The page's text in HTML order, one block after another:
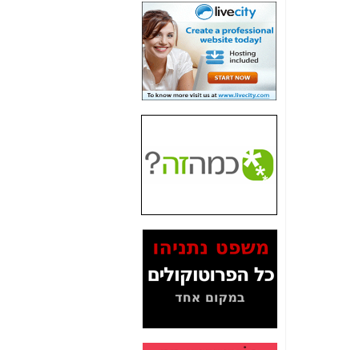
חשיפה: איוב קרא
אישר לקבוצת סלקום
בדיוק מה שביבי אישר
כאן
האם השר איוב קרא
היה צריך בכלל לחתום
על האישור, שנתן
האם ביבי וקרא קבלו
בכלל תמורה עבור
המסמכים בנושא בזק-
Yes (תיק 4000)
מוכיחים "תפירת תיק"
לאיש הלא נכון! -כאן
עובדות ומסמכים
האם ביבי כשר
תקשורת עזר לקב'